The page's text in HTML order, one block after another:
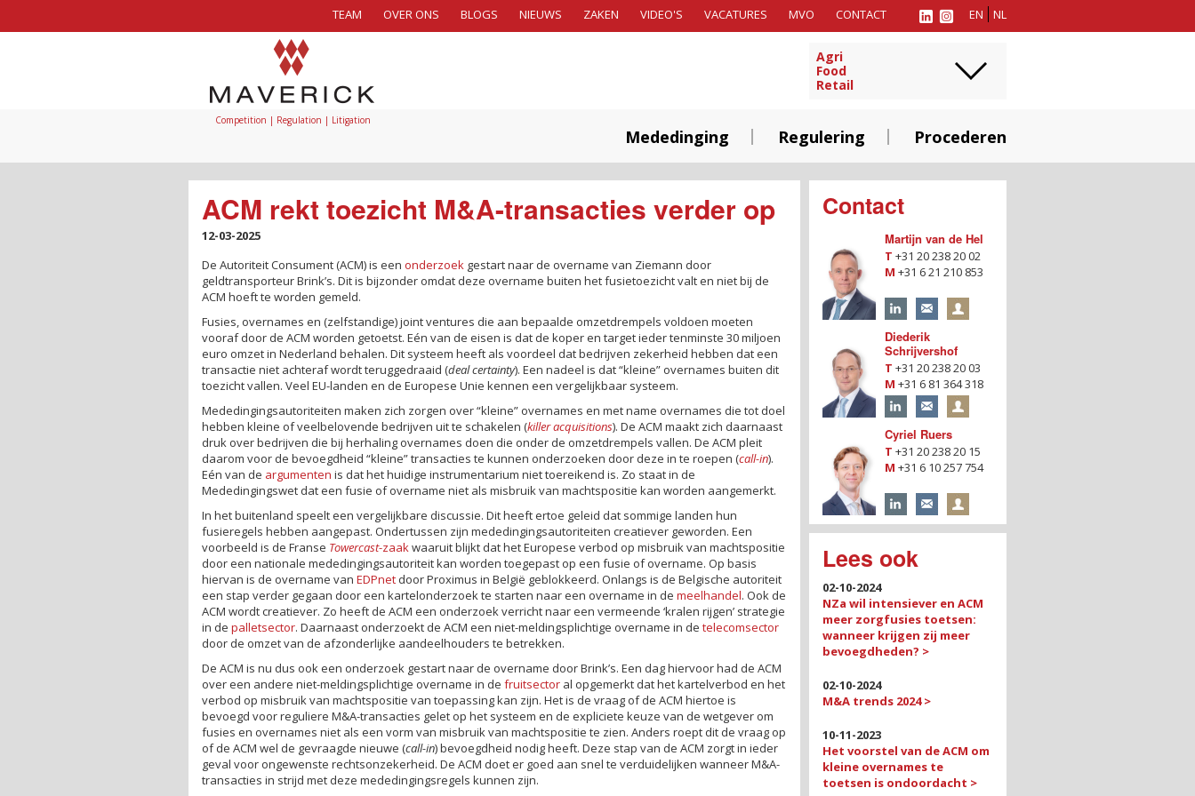
EN NL
TEAM OVER ONS BLOGS NIEUWS ZAKEN VIDEO'S VACATURES MVO CONTACT
Competition | Regulation | Litigation
Agri
Food
Retail
Mededinging Regulering Procederen
ACM rekt toezicht M&A-transacties verder op
12-03-2025
De Autoriteit Consument (ACM) is een onderzoek gestart naar de overname van Ziemann door
geldtransporteur Brink’s. Dit is bijzonder omdat deze overname buiten het fusietoezicht valt en niet bij de
ACM hoeft te worden gemeld.
Fusies, overnames en (zelfstandige) joint ventures die aan bepaalde omzetdrempels voldoen moeten
vooraf door de ACM worden getoetst. Eén van de eisen is dat de koper en target ieder tenminste 30 miljoen
euro omzet in Nederland behalen. Dit systeem heeft als voordeel dat bedrijven zekerheid hebben dat een
transactie niet achteraf wordt teruggedraaid (deal certainty). Een nadeel is dat “kleine” overnames buiten dit
toezicht vallen. Veel EU-landen en de Europese Unie kennen een vergelijkbaar systeem.
Mededingingsautoriteiten maken zich zorgen over “kleine” overnames en met name overnames die tot doel
hebben kleine of veelbelovende bedrijven uit te schakelen (killer acquisitions). De ACM maakt zich daarnaast
druk over bedrijven die bij herhaling overnames doen die onder de omzetdrempels vallen. De ACM pleit
daarom voor de bevoegdheid “kleine” transacties te kunnen onderzoeken door deze in te roepen (call-in).
Eén van de argumenten is dat het huidige instrumentarium niet toereikend is. Zo staat in de
Mededingingswet dat een fusie of overname niet als misbruik van machtspositie kan worden aangemerkt.
In het buitenland speelt een vergelijkbare discussie. Dit heeft ertoe geleid dat sommige landen hun
fusieregels hebben aangepast. Ondertussen zijn mededingingsautoriteiten creatiever geworden. Een
voorbeeld is de Franse Towercast-zaak waaruit blijkt dat het Europese verbod op misbruik van machtspositie
door een nationale mededingingsautoriteit kan worden toegepast op een fusie of overname. Op basis
hiervan is de overname van EDPnet door Proximus in België geblokkeerd. Onlangs is de Belgische autoriteit
een stap verder gegaan door een kartelonderzoek te starten naar een overname in de meelhandel. Ook de
ACM wordt creatiever. Zo heeft de ACM een onderzoek verricht naar een vermeende ‘kralen rijgen’ strategie
in de palletsector. Daarnaast onderzoekt de ACM een niet-meldingsplichtige overname in de telecomsector
door de omzet van de afzonderlijke aandeelhouders te betrekken.
De ACM is nu dus ook een onderzoek gestart naar de overname door Brink’s. Een dag hiervoor had de ACM
over een andere niet-meldingsplichtige overname in de fruitsector al opgemerkt dat het kartelverbod en het
verbod op misbruik van machtspositie van toepassing kan zijn. Het is de vraag of de ACM hiertoe is
bevoegd voor reguliere M&A-transacties gelet op het systeem en de expliciete keuze van de wetgever om
fusies en overnames niet als een vorm van misbruik van machtspositie te zien. Anders roept dit de vraag op
of de ACM wel de gevraagde nieuwe (call-in) bevoegdheid nodig heeft. Deze stap van de ACM zorgt in ieder
geval voor ongewenste rechtsonzekerheid. De ACM doet er goed aan snel te verduidelijken wanneer M&A-
transacties in strijd met deze mededingingsregels kunnen zijn.
Contact
Martijn van de Hel
T +31 20 238 20 02
M +31 6 21 210 853
Diederik
Schrijvershof
T +31 20 238 20 03
M +31 6 81 364 318
Cyriel Ruers
T +31 20 238 20 15
M +31 6 10 257 754
Lees ook
02-10-2024
NZa wil intensiever en ACM
meer zorgfusies toetsen:
wanneer krijgen zij meer
bevoegdheden? >
02-10-2024
M&A trends 2024 >
10-11-2023
Het voorstel van de ACM om
kleine overnames te
toetsen is ondoordacht >